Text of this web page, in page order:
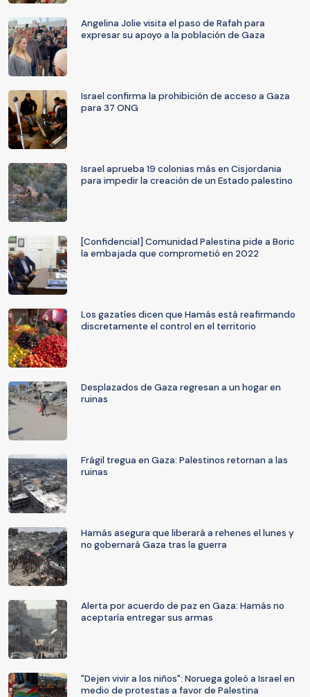
Angelina Jolie visita el paso de Rafah para
expresar su apoyo a la población de Gaza
Israel confirma la prohibición de acceso a Gaza
para 37 ONG
Israel aprueba 19 colonias más en Cisjordania
para impedir la creación de un Estado palestino
[Confidencial] Comunidad Palestina pide a Boric
la embajada que comprometió en 2022
Los gazatíes dicen que Hamás está reafirmando
discretamente el control en el territorio
Desplazados de Gaza regresan a un hogar en
ruinas
Frágil tregua en Gaza: Palestinos retornan a las
ruinas
Hamás asegura que liberará a rehenes el lunes y
no gobernará Gaza tras la guerra
Alerta por acuerdo de paz en Gaza: Hamás no
aceptaría entregar sus armas
"Dejen vivir a los niños": Noruega goleó a Israel en
medio de protestas a favor de Palestina